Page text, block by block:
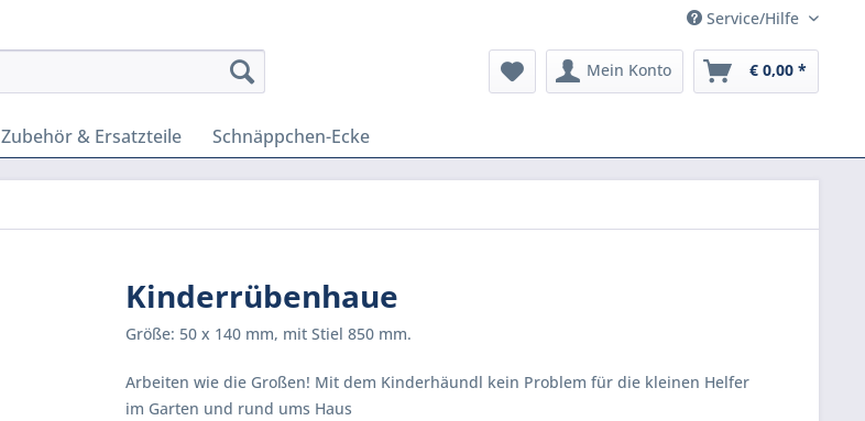
Service/Hilfe
Mein Konto € 0,00 *
Zubehör & Ersatzteile Schnäppchen-Ecke
Kinderrübenhaue
Größe: 50 x 140 mm, mit Stiel 850 mm.
Arbeiten wie die Großen! Mit dem Kinderhäundl kein Problem für die kleinen Helfer
im Garten und rund ums Haus